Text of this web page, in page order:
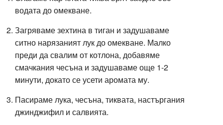
водата до омекване.
Загряваме зехтина в тиган и задушаваме
ситно нарязаният лук до омекване. Малко
преди да свалим от котлона, добавяме
смачкания чесъна и задушаваме още 1-2
минути, докато се усети аромата му.
Пасираме лука, чесъна, тиквата, настъргания
джинджифил и салвията.